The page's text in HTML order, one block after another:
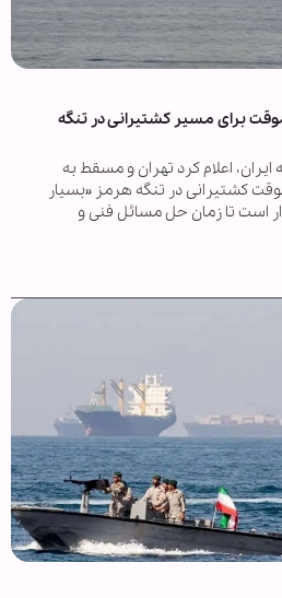
موقت برای مسیر کشتیرانی در تنگه
اعلام کرد تهران و مسقط به
کشتیرانی در تنگه هرمز «بسیار
است تا زمان حل مسائل فنی و